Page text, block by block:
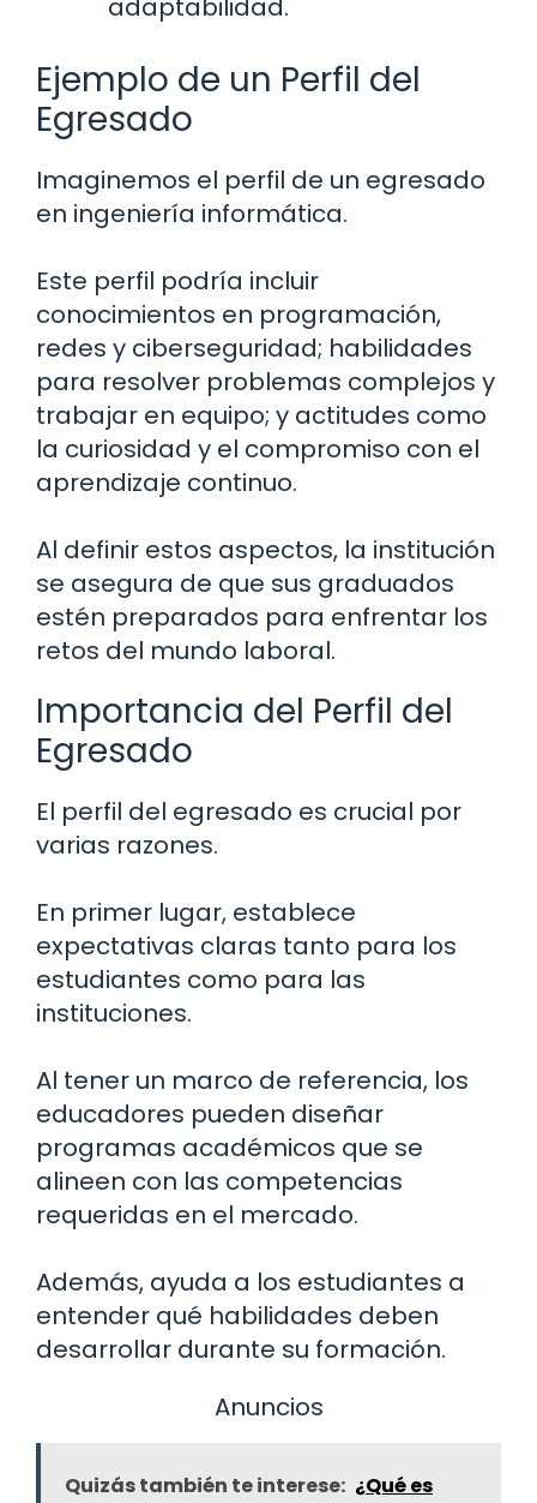
adaptabilidad.
Ejemplo de un Perfil del
Egresado
Imaginemos el perfil de un egresado
en ingeniería informática.
Este perfil podría incluir
conocimientos en programación,
redes y ciberseguridad; habilidades
para resolver problemas complejos y
trabajar en equipo; y actitudes como
la curiosidad y el compromiso con el
aprendizaje continuo.
Al definir estos aspectos, la institución
se asegura de que sus graduados
estén preparados para enfrentar los
retos del mundo laboral.
Importancia del Perfil del
Egresado
El perfil del egresado es crucial por
varias razones.
En primer lugar, establece
expectativas claras tanto para los
estudiantes como para las
instituciones.
Al tener un marco de referencia, los
educadores pueden diseñar
programas académicos que se
alineen con las competencias
requeridas en el mercado.
Además, ayuda a los estudiantes a
entender qué habilidades deben
desarrollar durante su formación.
Anuncios
Quizás también te interese: ¿Qué es